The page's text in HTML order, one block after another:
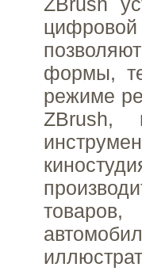
формы,
режиме